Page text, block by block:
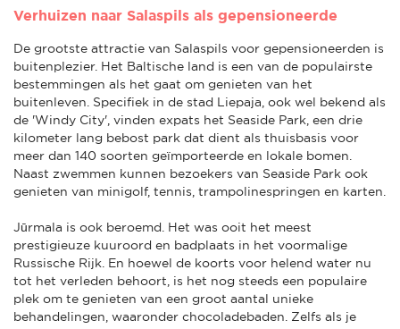
Verhuizen naar Salaspils als gepensioneerde
De grootste attractie van Salaspils voor gepensioneerden is
buitenplezier. Het Baltische land is een van de populairste
bestemmingen als het gaat om genieten van het
buitenleven. Specifiek in de stad Liepaja, ook wel bekend als
de 'Windy City', vinden expats het Seaside Park, een drie
kilometer lang bebost park dat dient als thuisbasis voor
meer dan 140 soorten geïmporteerde en lokale bomen.
Naast zwemmen kunnen bezoekers van Seaside Park ook
genieten van minigolf, tennis, trampolinespringen en karten.
Jūrmala is ook beroemd. Het was ooit het meest
prestigieuze kuuroord en badplaats in het voormalige
Russische Rijk. En hoewel de koorts voor helend water nu
tot het verleden behoort, is het nog steeds een populaire
plek om te genieten van een groot aantal unieke
behandelingen, waaronder chocoladebaden. Zelfs als je